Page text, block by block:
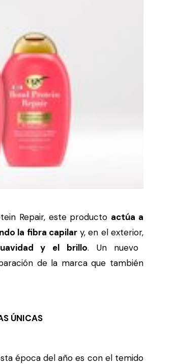
Repair, este producto actúa a
la fibra capilar y, en el exterior,
y el brillo. Un nuevo
de la marca que también
ÚNICAS
época del año es con el temido